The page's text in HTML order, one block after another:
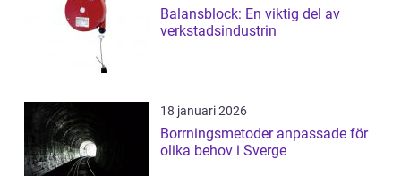
Balansblock: En viktig del av
verkstadsindustrin
18 januari 2026
Borrningsmetoder anpassade för
olika behov i Sverge